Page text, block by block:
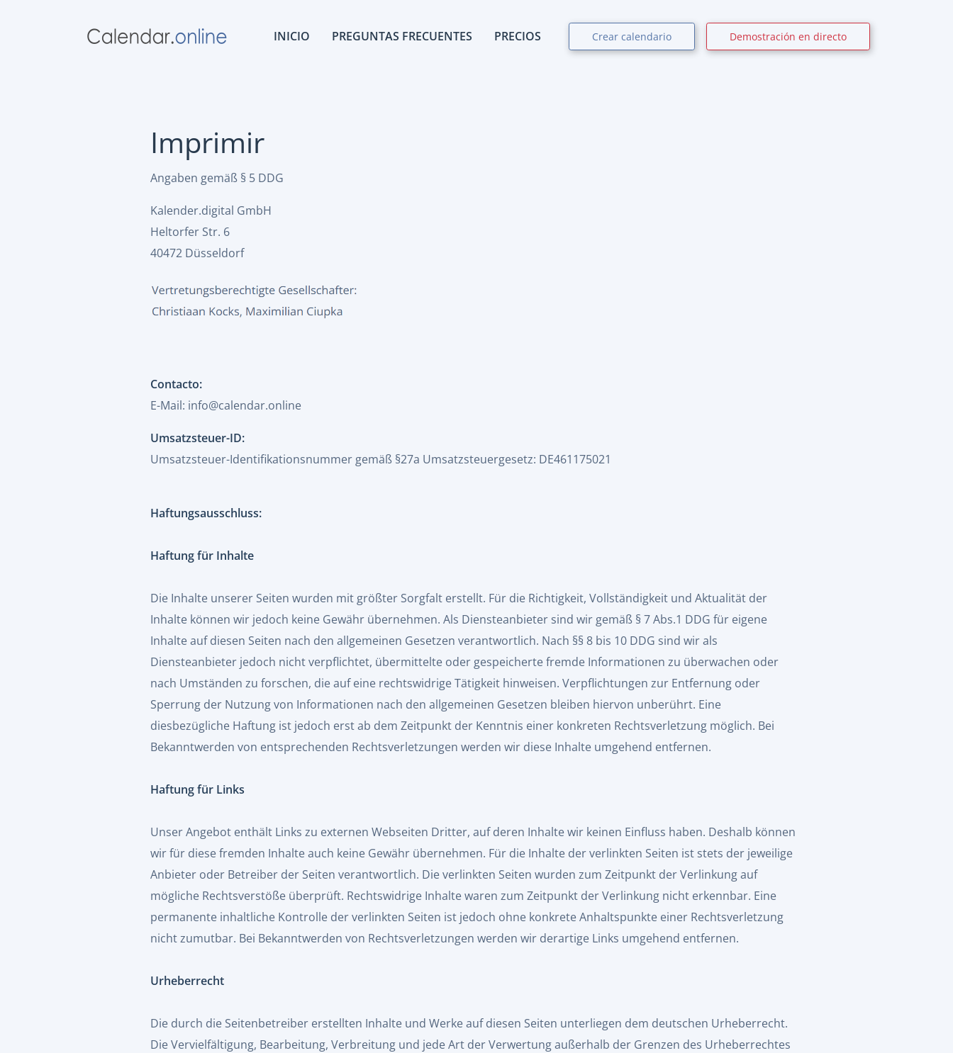
INICIO PREGUNTAS FRECUENTES PRECIOS Crear calendario Demostración en directo
Imprimir
Angaben gemäß § 5 DDG
Kalender.digital GmbH
Heltorfer Str. 6
40472 Düsseldorf
Contacto:
E-Mail: info@calendar.online
Umsatzsteuer-ID:
Umsatzsteuer-Identifikationsnummer gemäß §27a Umsatzsteuergesetz: DE461175021
Haftungsausschluss:
Haftung für Inhalte
Die Inhalte unserer Seiten wurden mit größter Sorgfalt erstellt. Für die Richtigkeit, Vollständigkeit und Aktualität der
Inhalte können wir jedoch keine Gewähr übernehmen. Als Diensteanbieter sind wir gemäß § 7 Abs.1 DDG für eigene
Inhalte auf diesen Seiten nach den allgemeinen Gesetzen verantwortlich. Nach §§ 8 bis 10 DDG sind wir als
Diensteanbieter jedoch nicht verpflichtet, übermittelte oder gespeicherte fremde Informationen zu überwachen oder
nach Umständen zu forschen, die auf eine rechtswidrige Tätigkeit hinweisen. Verpflichtungen zur Entfernung oder
Sperrung der Nutzung von Informationen nach den allgemeinen Gesetzen bleiben hiervon unberührt. Eine
diesbezügliche Haftung ist jedoch erst ab dem Zeitpunkt der Kenntnis einer konkreten Rechtsverletzung möglich. Bei
Bekanntwerden von entsprechenden Rechtsverletzungen werden wir diese Inhalte umgehend entfernen.
Haftung für Links
Unser Angebot enthält Links zu externen Webseiten Dritter, auf deren Inhalte wir keinen Einfluss haben. Deshalb können
wir für diese fremden Inhalte auch keine Gewähr übernehmen. Für die Inhalte der verlinkten Seiten ist stets der jeweilige
Anbieter oder Betreiber der Seiten verantwortlich. Die verlinkten Seiten wurden zum Zeitpunkt der Verlinkung auf
mögliche Rechtsverstöße überprüft. Rechtswidrige Inhalte waren zum Zeitpunkt der Verlinkung nicht erkennbar. Eine
permanente inhaltliche Kontrolle der verlinkten Seiten ist jedoch ohne konkrete Anhaltspunkte einer Rechtsverletzung
nicht zumutbar. Bei Bekanntwerden von Rechtsverletzungen werden wir derartige Links umgehend entfernen.
Urheberrecht
Die durch die Seitenbetreiber erstellten Inhalte und Werke auf diesen Seiten unterliegen dem deutschen Urheberrecht.
Die Vervielfältigung, Bearbeitung, Verbreitung und jede Art der Verwertung außerhalb der Grenzen des Urheberrechtes